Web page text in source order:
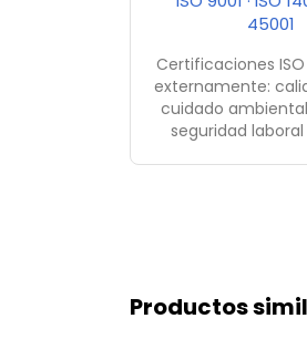
45001
Certificaciones
externamente:
cuidado
seguridad laboral
Productos